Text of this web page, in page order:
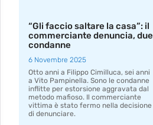
“Gli faccio saltare la casa”: il
commerciante denuncia, due
condanne
6 Novembre 2025
Otto anni a Filippo Cimilluca, sei anni
a Vito Pampinella. Sono le condanne
inflitte per estorsione aggravata dal
metodo mafioso. Il commerciante
vittima è stato fermo nella decisione
di denunciare.